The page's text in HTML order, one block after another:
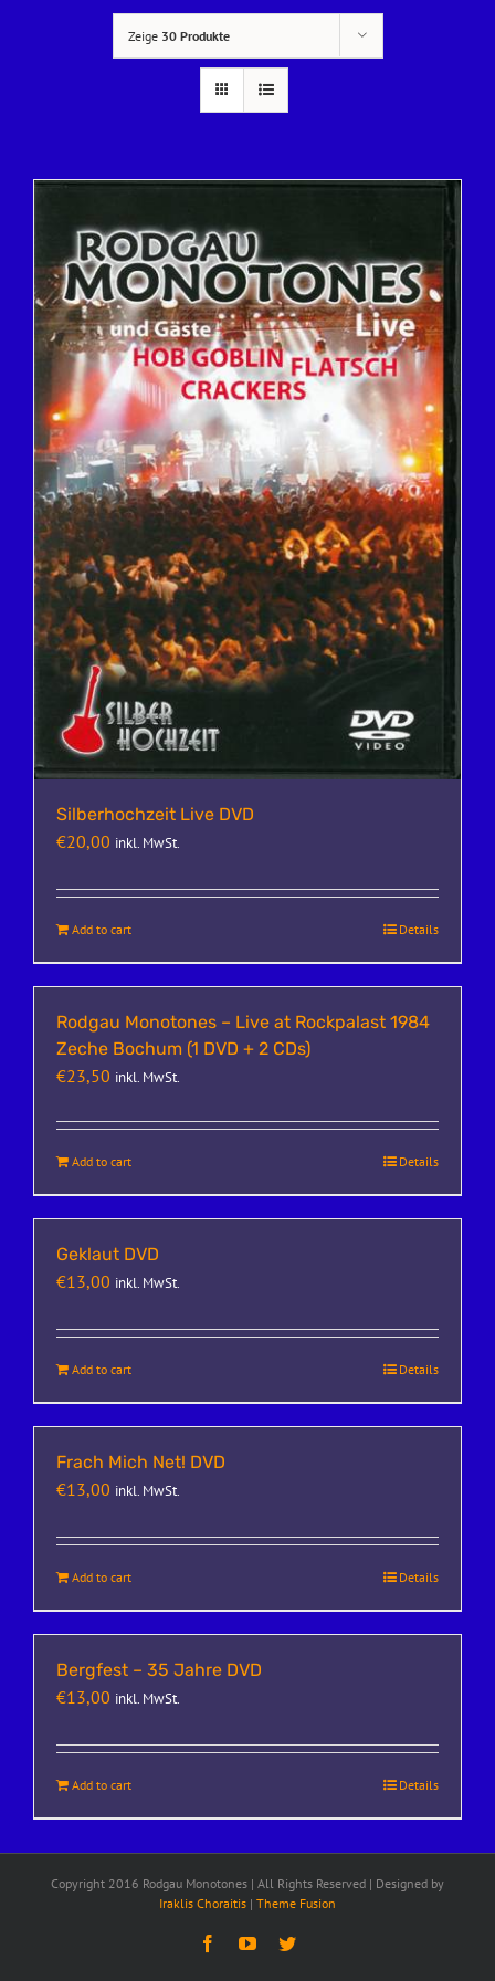
Zeige 30 Produkte
Silberhochzeit Live DVD
€20,00 inkl. MwSt.
Add to cart Details
Rodgau Monotones – Live at Rockpalast 1984
Zeche Bochum (1 DVD + 2 CDs)
€23,50 inkl. MwSt.
Add to cart Details
Geklaut DVD
€13,00 inkl. MwSt.
Add to cart Details
Frach Mich Net! DVD
€13,00 inkl. MwSt.
Add to cart Details
Bergfest – 35 Jahre DVD
€13,00 inkl. MwSt.
Add to cart Details
Copyright 2016 Rodgau Monotones | All Rights Reserved | Designed by
Iraklis Choraitis | Theme Fusion
FacebookYouTubeTwitter